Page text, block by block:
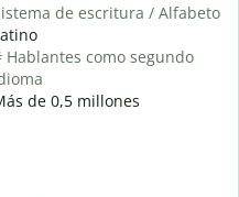
de escritura / Alfabeto
Hablantes como segundo
de 0,5 millones